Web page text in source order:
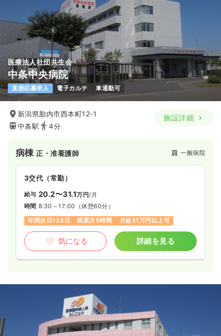
医療法人社団共生会
中条中央病院
直接応募求人 電子カルテ 車通勤可
新潟県胎内市西本町12-1
中条駅
4分
施設詳細
病棟正・准看護師 一般病院
3交代（常勤）
給与 20.2〜31.1万円/月
時間 8:30～17:00 （休憩60分）
年間休日123日
残業月5時間 月給31万円以上可
気になる 詳細を見る